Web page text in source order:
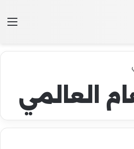
العالمي